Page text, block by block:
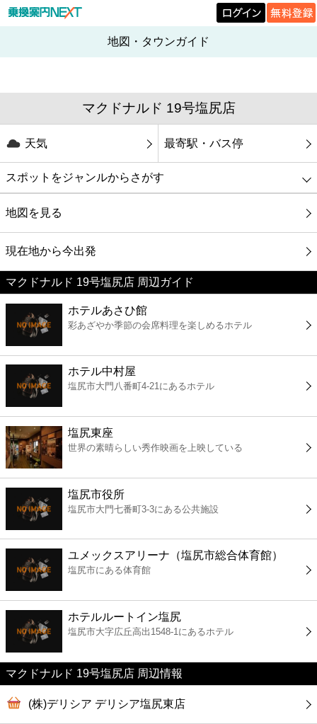
地図・タウンガイド
マクドナルド 19号塩尻店
天気 最寄駅・バス停
スポットをジャンルからさがす
グルメ
映画
美容
コンビニ
薬局
スーパー
エンタメ
レジャー
書店
ファミレス
ファーストフード
カフェ
ショッピング
銀行
地図を見る
現在地から今出発
マクドナルド 19号塩尻店 周辺ガイド
ホテルあさひ館
彩あざやか季節の会席料理を楽しめるホテル
ホテル中村屋
塩尻市大門八番町4-21にあるホテル
塩尻東座
世界の素晴らしい秀作映画を上映している
塩尻市役所
塩尻市大門七番町3-3にある公共施設
ユメックスアリーナ（塩尻市総合体育館）
塩尻市にある体育館
ホテルルートイン塩尻
塩尻市大字広丘高出1548-1にあるホテル
マクドナルド 19号塩尻店 周辺情報
(株)デリシア デリシア塩尻東店